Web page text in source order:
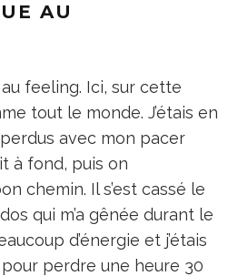
AU
feeling. Ici, sur cette
tout le monde. J’étais en
avec mon pacer
à fond, puis on
chemin. Il s’est cassé le
qui m’a gênée durant le
d’énergie et j’étais
perdre une heure 30